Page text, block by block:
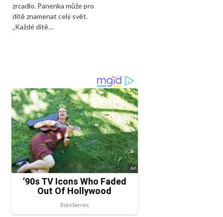
zrcadlo. Panenka může pro
dítě znamenat celý svět.
„Každé dítě…